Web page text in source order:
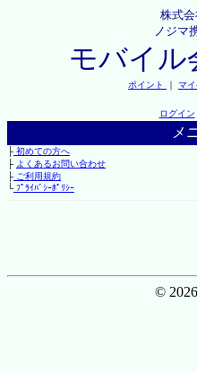
株式
ノジマ
モバイル
ポイント ｜ マ
ログイン
メ
├初めての方へ
├ よくあるお問い合わせ
├ご利用規約
└ﾌﾟﾗｲﾊﾞｼｰﾎﾟﾘｼｰ
©